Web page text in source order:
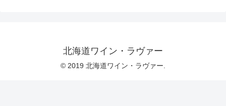
北海道ワイン・ラヴァー
© 2019 北海道ワイン・ラヴァー.